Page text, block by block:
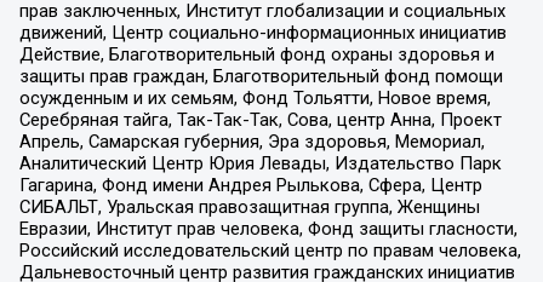
прав заключенных, Институт глобализации и социальных
движений, Центр социально-информационных инициатив
Действие, Благотворительный фонд охраны здоровья и
защиты прав граждан, Благотворительный фонд помощи
осужденным и их семьям, Фонд Тольятти, Новое время,
Серебряная тайга, Так-Так-Так, Сова, центр Анна, Проект
Апрель, Самарская губерния, Эра здоровья, Мемориал,
Аналитический Центр Юрия Левады, Издательство Парк
Гагарина, Фонд имени Андрея Рылькова, Сфера, Центр
СИБАЛЬТ, Уральская правозащитная группа, Женщины
Евразии, Институт прав человека, Фонд защиты гласности,
Российский исследовательский центр по правам человека,
Дальневосточный центр развития гражданских инициатив